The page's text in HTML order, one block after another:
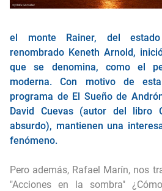
el monte Rainer, del
renombrado Keneth Arnold,
que se denomina, como el
moderna. Con motivo de
programa de El Sueño de
David Cuevas (autor del libro
absurdo), mantienen una
fenómeno.
Pero además, Rafael Marín, nos
"Acciones en la sombra"